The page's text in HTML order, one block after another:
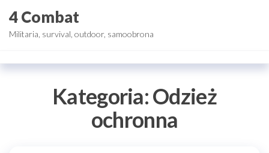
do
treści
4 Combat
Militaria, survival, outdoor, samoobrona
Kategoria:Odzież
ochronna